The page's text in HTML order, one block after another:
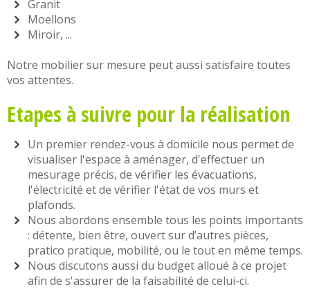
Granit
Moellons
Miroir, ...
Notre mobilier sur mesure peut aussi satisfaire toutes
vos attentes.
Etapes à suivre pour la réalisation
Un premier rendez-vous à domicile nous permet de
visualiser l'espace à aménager, d'effectuer un
mesurage précis, de vérifier les évacuations,
l'électricité et de vérifier l'état de vos murs et
plafonds.
Nous abordons ensemble tous les points importants
: détente, bien être, ouvert sur d’autres pièces,
pratico pratique, mobilité, ou le tout en même temps.
Nous discutons aussi du budget alloué à ce projet
afin de s'assurer de la faisabilité de celui-ci.